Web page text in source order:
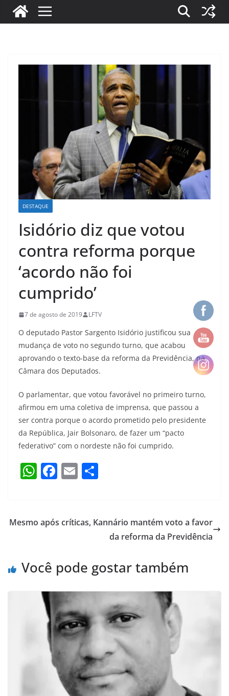
DESTAQUE
Isidório diz que votou
contra reforma porque
‘acordo não foi
cumprido’
7 de agosto de 2019 LFTV
O deputado Pastor Sargento Isidório justificou sua
mudança de voto no segundo turno, que acabou
aprovando o texto-base da reforma da Previdência, na
Câmara dos Deputados.
O parlamentar, que votou favorável no primeiro turno,
afirmou em uma coletiva de imprensa, que passou a
ser contra porque o acordo prometido pelo presidente
da República, Jair Bolsonaro, de fazer um “pacto
federativo” com o nordeste não foi cumprido.
W
s
p
F
e
o
k
E
l e
Mesmo após críticas, Kannário mantém voto a favor
da reforma da Previdência
Você pode gostar também